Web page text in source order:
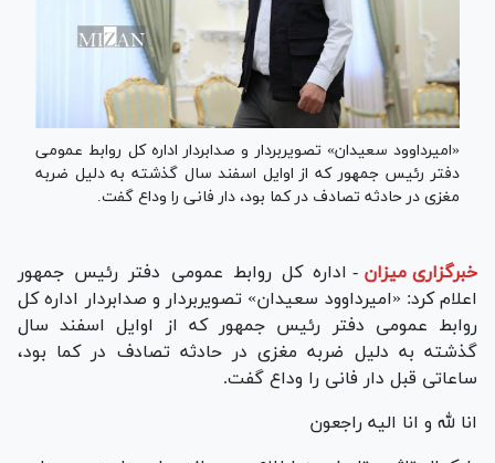
«امیرداوود سعیدان» تصویربردار و صدابردار اداره کل روابط عمومی
دفتر رئیس جمهور که از اوایل اسفند سال گذشته به دلیل ضربه
مغزی در حادثه تصادف در کما بود، دار فانی را وداع گفت.
خبرگزاری میزان - اداره کل روابط عمومی دفتر رئیس جمهور
اعلام کرد: «امیرداوود سعیدان» تصویربردار و صدابردار اداره کل
روابط عمومی دفتر رئیس جمهور که از اوایل اسفند سال
گذشته به دلیل ضربه مغزی در حادثه تصادف در کما بود،
ساعاتی قبل دار فانی را وداع گفت.
انا لله و انا الیه راجعون